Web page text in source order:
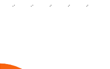
.. .. .. .. ..